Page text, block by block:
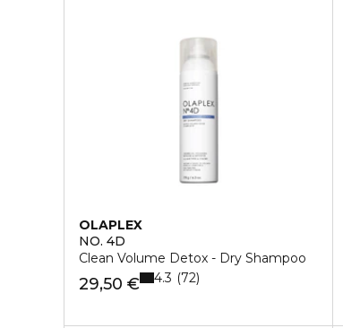
OLAPLEX
NO. 4D
Clean Volume Detox - Dry Shampoo
29,50 € 4.3 72